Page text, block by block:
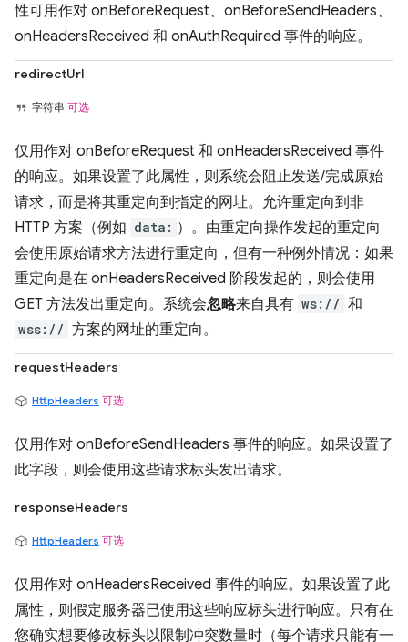
性可用作对 onBeforeRequest、onBeforeSendHeaders、
onHeadersReceived 和 onAuthRequired 事件的响应。
redirectUrl
字符串 可选
仅用作对 onBeforeRequest 和 onHeadersReceived 事件
的响应。如果设置了此属性，则系统会阻止发送/完成原始
请求，而是将其重定向到指定的网址。允许重定向到非
HTTP 方案（例如 data: ）。由重定向操作发起的重定向
会使用原始请求方法进行重定向，但有一种例外情况：如果
重定向是在 onHeadersReceived 阶段发起的，则会使用
GET 方法发出重定向。系统会忽略来自具有 ws:// 和
wss:// 方案的网址的重定向。
requestHeaders
HttpHeaders 可选
仅用作对 onBeforeSendHeaders 事件的响应。如果设置了
此字段，则会使用这些请求标头发出请求。
responseHeaders
HttpHeaders 可选
仅用作对 onHeadersReceived 事件的响应。如果设置了此
属性，则假定服务器已使用这些响应标头进行响应。只有在
您确实想要修改标头以限制冲突数量时（每个请求只能有一